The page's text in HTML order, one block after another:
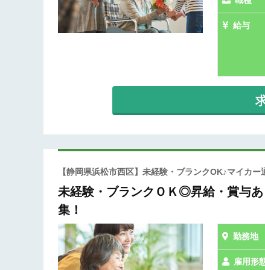
給与
【静岡県浜松市西区】未経験・ブランクOK♪マイカ
未経験・ブランクＯＫ◎昇給・賞与
集！
勤務地
雇用形